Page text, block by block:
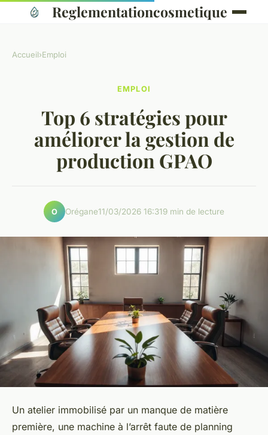
Reglementationcosmetique
Accueil›Emploi
EMPLOI
Top 6 stratégies pour
améliorer la gestion de
production GPAO
O Orégane11/03/2026 16:319 min de lecture
Un atelier immobilisé par un manque de matière
première, une machine à l’arrêt faute de planning